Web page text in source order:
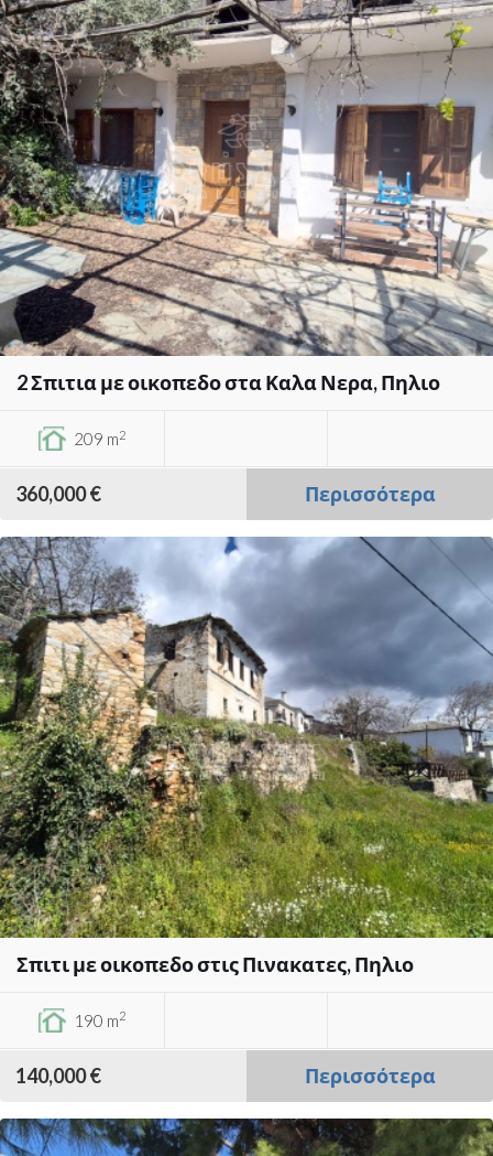
2 Σπιτια με οικοπεδο στα Καλα Νερα, Πηλιο
209 m2
360,000 € Περισσότερα
Σπιτι με οικοπεδο στις Πινακατες, Πηλιο
190 m2
140,000 € Περισσότερα